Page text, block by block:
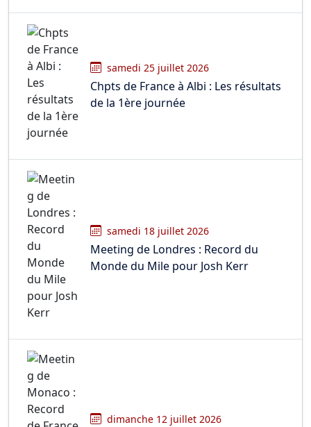
samedi 25 juillet 2026
Chpts de France à Albi : Les résultats
de la 1ère journée
samedi 18 juillet 2026
Meeting de Londres : Record du
Monde du Mile pour Josh Kerr
dimanche 12 juillet 2026